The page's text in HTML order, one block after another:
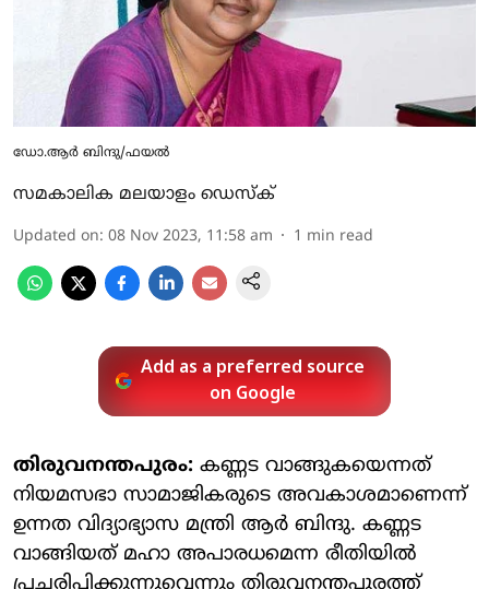
ഡോ.ആര്‍ ബിന്ദു/ഫയല്‍
സമകാലിക മലയാളം ഡെസ്ക്
Updated on: 08 Nov 2023, 11:58 am 1 min read
Add as a preferred source
on Google
തിരുവനന്തപുരം: കണ്ണട വാങ്ങുകയെന്നത്
നിയമസഭാ സാമാജികരുടെ അവകാശമാണെന്ന്
ഉന്നത വിദ്യാഭ്യാസ മന്ത്രി ആര്‍ ബിന്ദു. കണ്ണട
വാങ്ങിയത് മഹാ അപാരധമെന്ന രീതിയില്‍
പ്രചരിപ്പിക്കുന്നുവെന്നും തിരുവനന്തപുരത്ത്